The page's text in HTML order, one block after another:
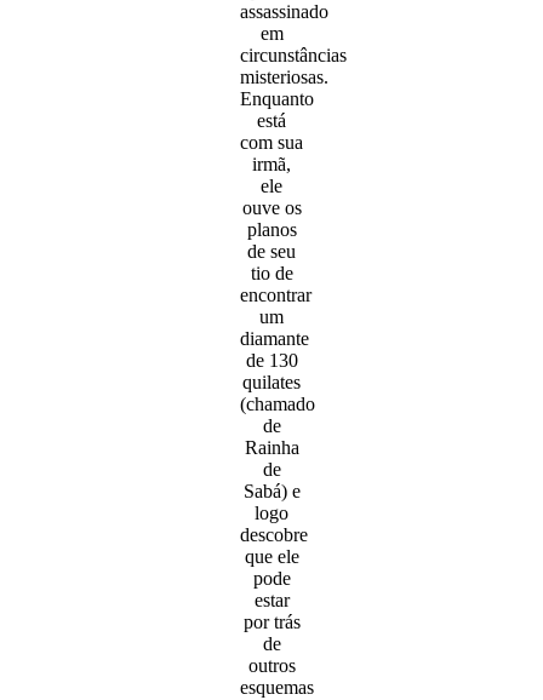
assassinado
em
circunstâncias
misteriosas.
Enquanto
está
com sua
irmã,
ele
ouve os
planos
de seu
tio de
encontrar
um
diamante
de 130
quilates
(chamado
de
Rainha
de
Sabá) e
logo
descobre
que ele
pode
estar
por trás
de
outros
esquemas